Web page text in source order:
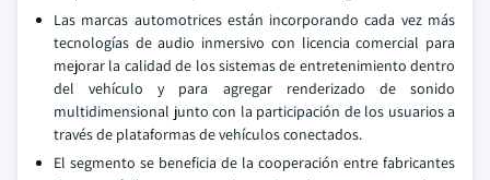
Las marcas automotrices están incorporando cada vez más
tecnologías de audio inmersivo con licencia comercial para
mejorar la calidad de los sistemas de entretenimiento dentro
del vehículo y para agregar renderizado de sonido
multidimensional junto con la participación de los usuarios a
través de plataformas de vehículos conectados.
El segmento se beneficia de la cooperación entre fabricantes